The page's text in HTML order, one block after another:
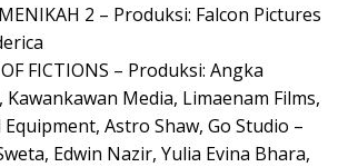
2 – Produksi: Falcon Pictures
FICTIONS – Produksi: Angka
Kawankawan Media, Limaenam Films,
Astro Shaw, Go Studio –
Edwin Nazir, Yulia Evina Bhara,